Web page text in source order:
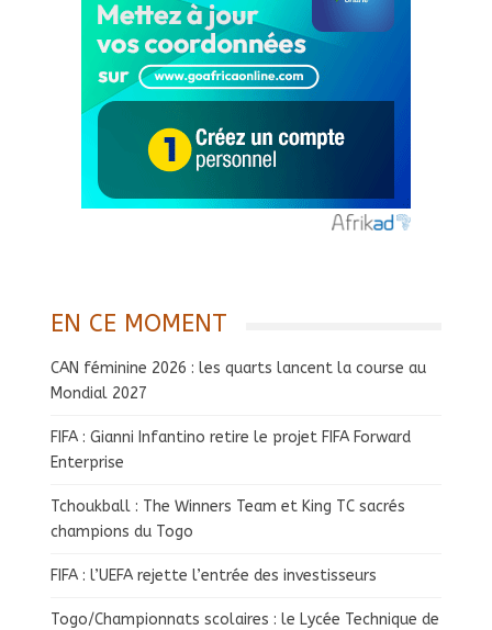
EN CE MOMENT
CAN féminine 2026 : les quarts lancent la course au
Mondial 2027
FIFA : Gianni Infantino retire le projet FIFA Forward
Enterprise
Tchoukball : The Winners Team et King TC sacrés
champions du Togo
FIFA : l’UEFA rejette l’entrée des investisseurs
Togo/Championnats scolaires : le Lycée Technique de